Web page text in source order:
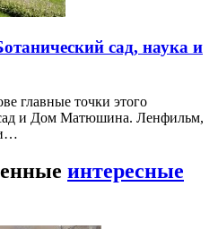
сад, наука и
главные точки этого
и Дом Матюшина. Ленфильм,
интересные